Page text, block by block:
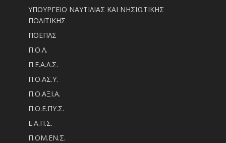
ΥΠΟΥΡΓΕΙΟ ΝΑΥΤΙΛΙΑΣ ΚΑΙ ΝΗΣΙΩΤΙΚΗΣ
ΠΟΛΙΤΙΚΗΣ
ΠΟΕΠΛΣ
Π.Ο.Λ.
Π.Ε.Α.Λ.Σ.
Π.Ο.ΑΣ.Υ.
Π.Ο.ΑΞΙ.Α.
Π.Ο.Ε.ΠΥ.Σ.
Ε.Α.Π.Σ.
Π.ΟM.EN.Σ.